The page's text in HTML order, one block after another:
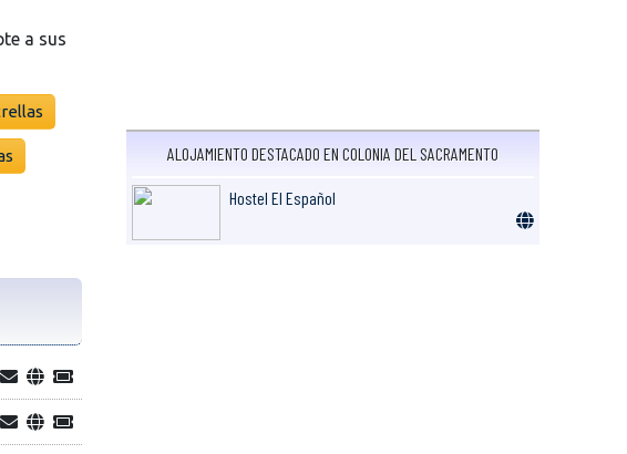
a sus
ALOJAMIENTO DESTACADO EN COLONIA DEL SACRAMENTO
Hostel El Español